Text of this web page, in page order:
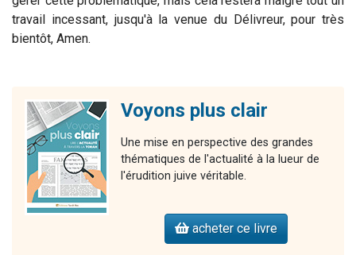
travail incessant, jusqu'à la venue du Délivreur, pour très
bientôt, Amen.
Voyons plus clair
Une mise en perspective des grandes
thématiques de l'actualité à la lueur de
l'érudition juive véritable.
acheter ce livre